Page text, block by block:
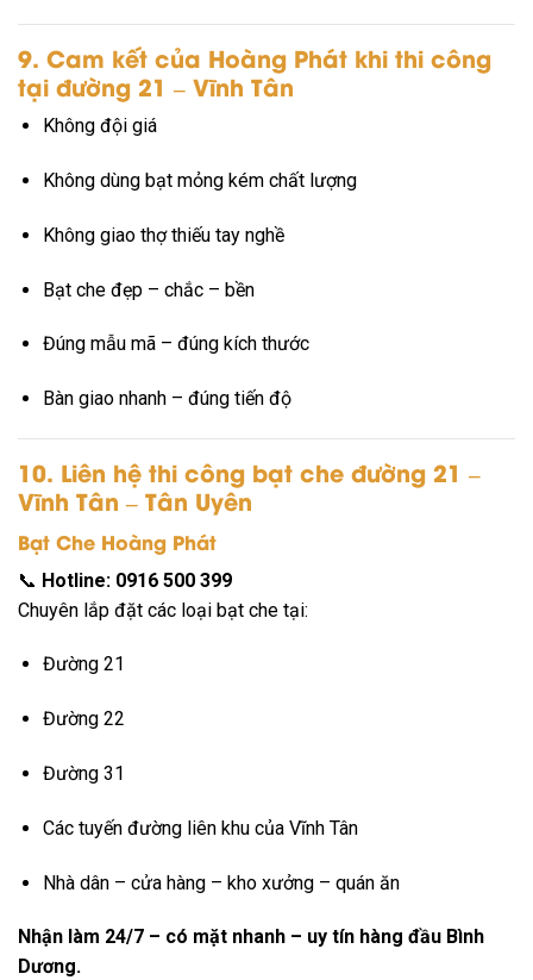
9. Cam kết của Hoàng Phát khi thi công
tại đường 21 – Vĩnh Tân
Không đội giá
Không dùng bạt mỏng kém chất lượng
Không giao thợ thiếu tay nghề
Bạt che đẹp – chắc – bền
Đúng mẫu mã – đúng kích thước
Bàn giao nhanh – đúng tiến độ
10. Liên hệ thi công bạt che đường 21 –
Vĩnh Tân – Tân Uyên
Bạt Che Hoàng Phát
📞 Hotline: 0916 500 399
Chuyên lắp đặt các loại bạt che tại:
Đường 21
Đường 22
Đường 31
Các tuyến đường liên khu của Vĩnh Tân
Nhà dân – cửa hàng – kho xưởng – quán ăn
Nhận làm 24/7 – có mặt nhanh – uy tín hàng đầu Bình
Dương.